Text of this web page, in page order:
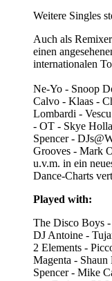
Weitere Singles
Auch als
einen
internationalen
Ne-Yo - Snoop
Calvo - Klaas -
Lombardi -
- OT - Skye
Spencer -
Grooves - Mark
u.v.m. in ein
Dance-Charts
Played with:
The Disco Boys
DJ Antoine -
2 Elements -
Magenta -
Spencer - Mike